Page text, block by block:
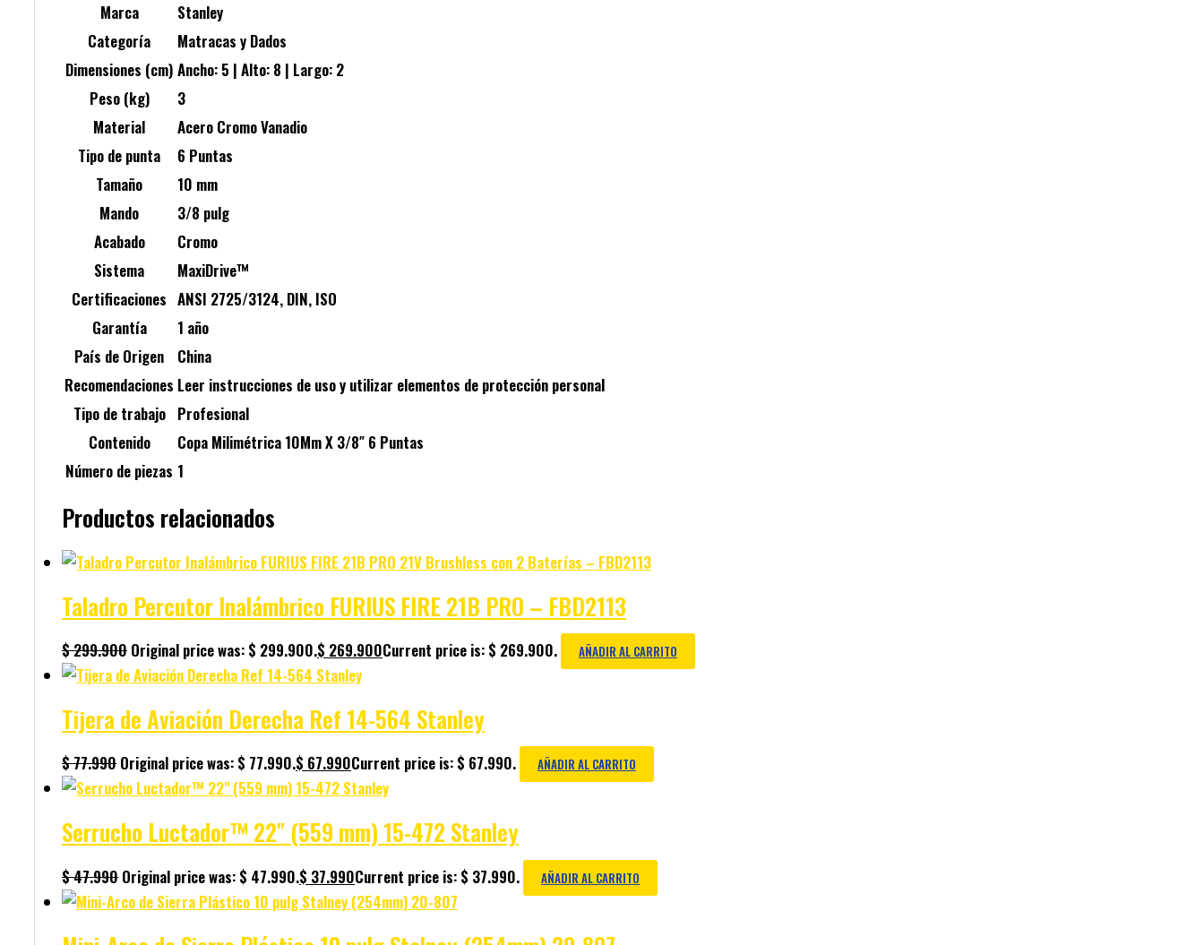
Marca
Stanley
Categoría
Matracas y Dados
Dimensiones (cm) Ancho: 5 | Alto: 8 | Largo: 2
Peso (kg)
3
Material
Acero Cromo Vanadio
Tipo de punta
6 Puntas
Tamaño
10 mm
Mando
3/8 pulg
Acabado
Cromo
Sistema
MaxiDrive™
Certificaciones ANSI 2725/3124, DIN, ISO
Garantía
1 año
País de Origen
China
Recomendaciones Leer instrucciones de uso y utilizar elementos de protección personal
Tipo de trabajo Profesional
Contenido
Copa Milimétrica 10Mm X 3/8″ 6 Puntas
Número de piezas 1
Productos relacionados
Taladro Percutor Inalámbrico FURIUS FIRE 21B PRO – FBD2113
$299.900 Original price was: $ 299.900.$ 269.900Current price is: $ 269.900. AÑADIR AL CARRITO
Tijera de Aviación Derecha Ref 14-564 Stanley
$77.990 Original price was: $ 77.990.$ 67.990Current price is: $ 67.990. AÑADIR AL CARRITO
Serrucho Luctador™ 22″ (559 mm) 15-472 Stanley
$47.990 Original price was: $ 47.990.$ 37.990Current price is: $ 37.990. AÑADIR AL CARRITO